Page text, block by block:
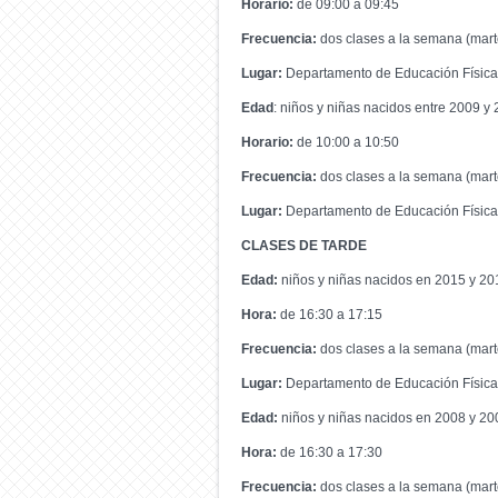
Horario: de 09:00 a 09:45
Frecuencia: dos clases a la semana
Lugar: Departamento de Educación Física
Edad : niños y niñas nacidos entre 2009 y
Horario: de 10:00 a 10:50
Frecuencia: dos clases a la semana
Lugar: Departamento de Educación Física
CLASES DE TARDE
Edad: niños y niñas nacidos en 2015 y
Hora: de 16:30 a 17:15
Frecuencia: dos clases a la semana
Lugar: Departamento de Educación Física
Edad: niños y niñas nacidos en 2008 y
Hora: de 16:30 a 17:30
Frecuencia: dos clases a la semana